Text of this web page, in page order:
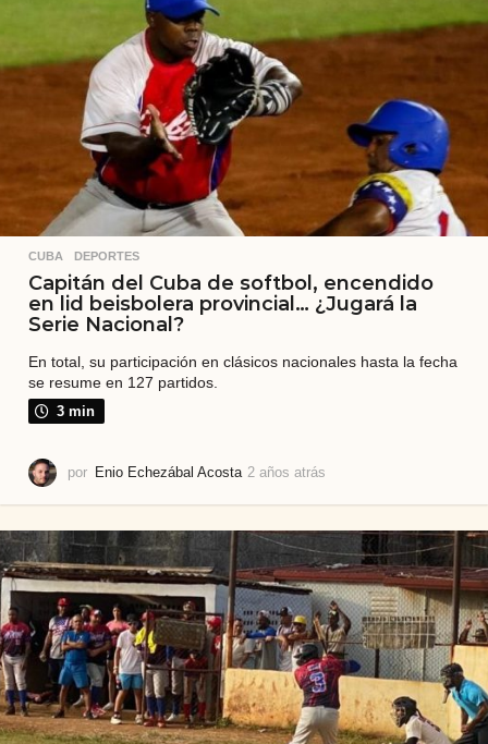
r
s
CUBA ,DEPORTES
Capitán del Cuba de softbol, encendido
en lid beisbolera provincial… ¿Jugará la
Serie Nacional?
En total, su participación en clásicos nacionales hasta la fecha
se resume en 127 partidos.
3 min
por Enio Echezábal Acosta 2 años atrás
o
s
a
t
r
á
s